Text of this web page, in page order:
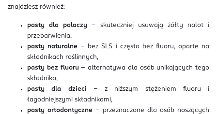
znajdziesz również:
pasty dla palaczy – skuteczniej usuwają żółty nalot i
przebarwienia,
pasty naturalne – bez SLS i często bez fluoru, oparte na
składnikach roślinnych,
pasty bez fluoru– alternatywa dla osób unikających tego
składnika,
pasty dla dzieci – z niższym stężeniem fluoru i
łagodniejszymi składnikami,
pasty ortodontyczne – przeznaczone dla osób noszących